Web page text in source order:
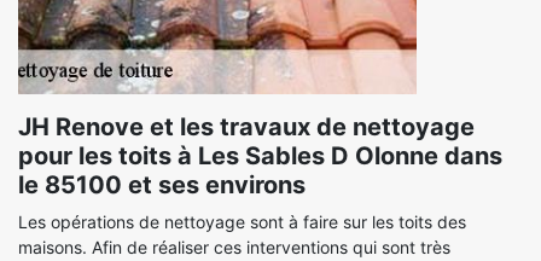
JH Renove et les travaux de nettoyage
pour les toits à Les Sables D Olonne dans
le 85100 et ses environs
Les opérations de nettoyage sont à faire sur les toits des
maisons. Afin de réaliser ces interventions qui sont très